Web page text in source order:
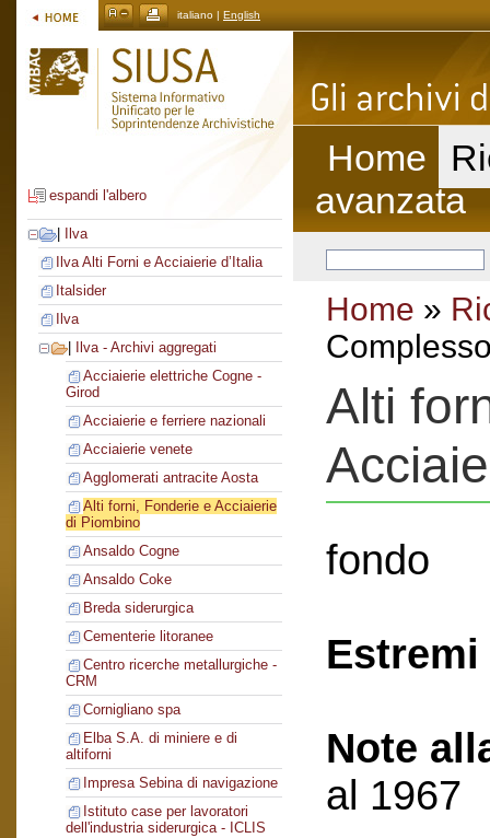
italiano | English
espandi l'albero
Ilva
Ilva Alti Forni e Acciaierie d’Italia
Italsider
Ilva
Ilva - Archivi aggregati
Acciaierie elettriche Cogne -
Girod
Acciaierie e ferriere nazionali
Acciaierie venete
Agglomerati antracite Aosta
Alti forni, Fonderie e Acciaierie
di Piombino
Ansaldo Cogne
Ansaldo Coke
Breda siderurgica
Cementerie litoranee
Centro ricerche metallurgiche -
CRM
Cornigliano spa
Elba S.A. di miniere e di
altiforni
Impresa Sebina di navigazione
Istituto case per lavoratori
dell'industria siderurgica - ICLIS
Home
avanzata
Home »
Alti
fondo
Note
al 1967